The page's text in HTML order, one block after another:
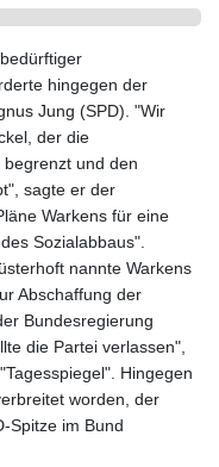
hingegen der
Jung (SPD). "Wir
der die
und den
sagte er der
Warkens für eine
Sozialabbaus".
nannte Warkens
Abschaffung der
Bundesregierung
die Partei verlassen",
Hingegen
worden, der
Spitze im Bund